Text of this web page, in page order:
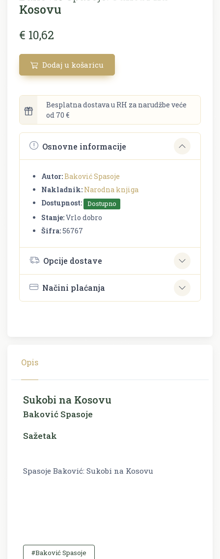
Kosovu
€ 10,62
Dodaj u košaricu
Besplatna dostava u RH za narudžbe veće
od 70 €
Osnovne informacije
Autor:Baković Spasoje
Nakladnik: Narodna knjiga
Dostupnost:
Dostupno
Stanje:Vrlo dobro
Šifra:56767
Opcije dostave
Načini plaćanja
Opis
Sukobi na Kosovu
Baković Spasoje
Sažetak
Spasoje Baković: Sukobi na Kosovu
#Baković Spasoje